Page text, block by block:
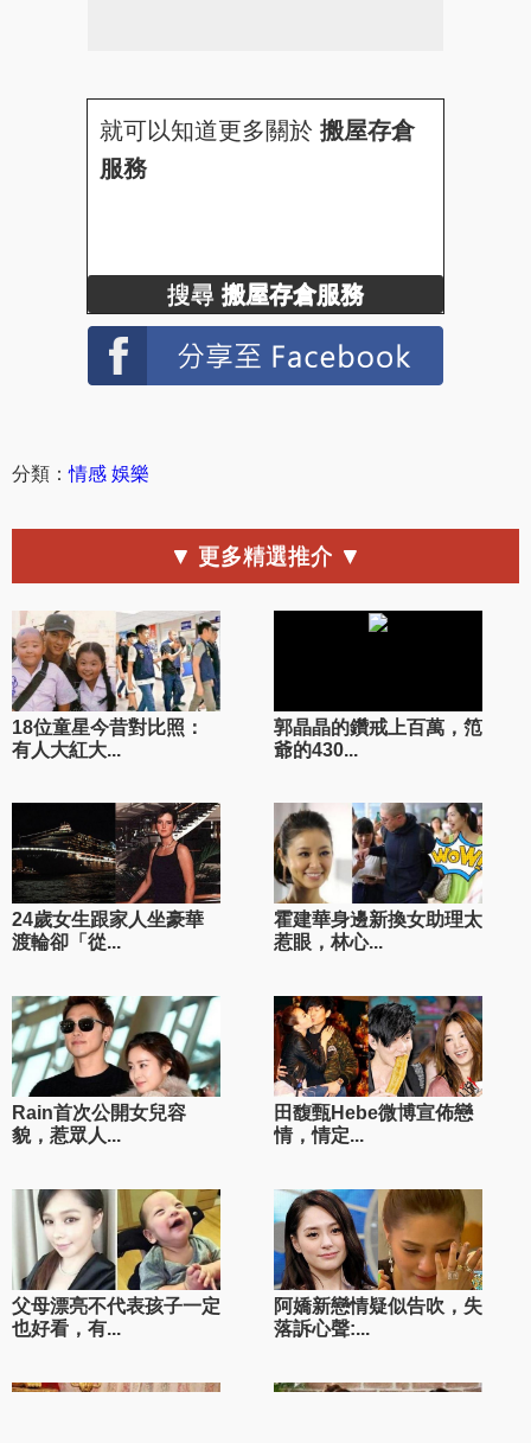
就可以知道更多關於 搬屋存倉
服務
搜尋 搬屋存倉服務
分類：情感 娛樂
▼ 更多精選推介 ▼
18位童星今昔對比照：
有人大紅大...
郭晶晶的鑽戒上百萬，笵
爺的430...
24歲女生跟家人坐豪華
渡輪卻「從...
霍建華身邊新換女助理太
惹眼，林心...
Rain首次公開女兒容
貌，惹眾人...
田馥甄Hebe微博宣佈戀
情，情定...
父母漂亮不代表孩子一定
也好看，有...
阿嬌新戀情疑似告吹，失
落訴心聲:...